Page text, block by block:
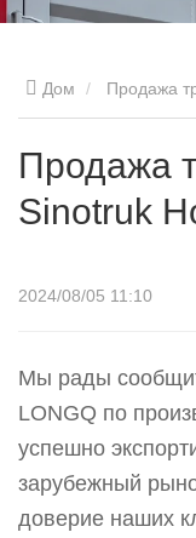
Дом Продажа
Продажа
Sinotruk
2024/08/05 11:10
Мы рады
LONGQ по
успешно
зарубежный
доверие наших